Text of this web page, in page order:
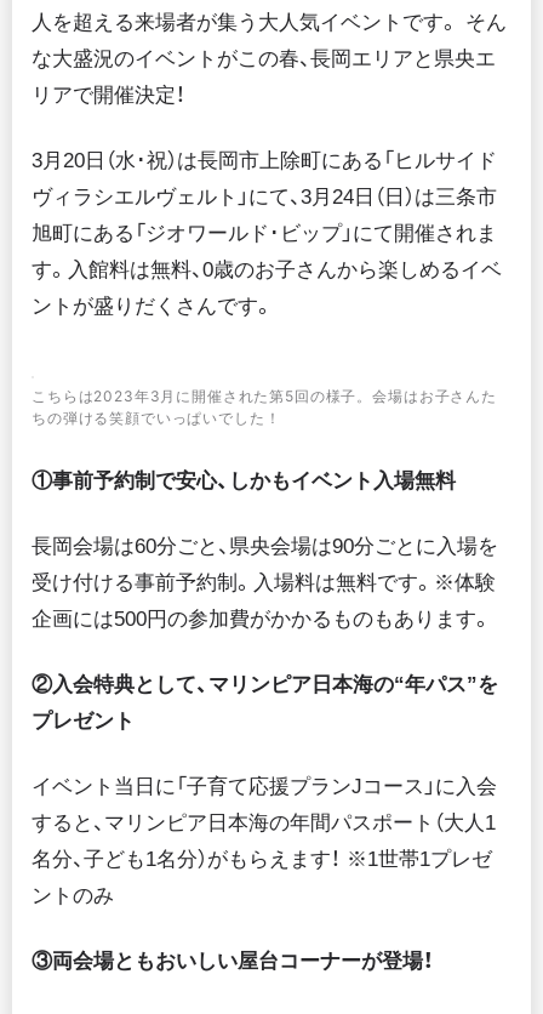
人を超える来場者が集う大人気イベントです。 そん
な大盛況のイベントがこの春、長岡エリアと県央エ
リアで開催決定！
3月20日（水･祝）は長岡市上除町にある「ヒルサイド
ヴィラシエルヴェルト」にて、3月24日（日）は三条市
旭町にある「ジオワールド･ビップ」にて開催されま
す。入館料は無料、0歳のお子さんから楽しめるイベ
ントが盛りだくさんです。
こちらは2023年3月に開催された第5回の様子。会場はお子さんた
ちの弾ける笑顔でいっぱいでした！
①事前予約制で安心、しかもイベント入場無料
長岡会場は60分ごと、県央会場は90分ごとに入場を
受け付ける事前予約制。入場料は無料です。※体験
企画には500円の参加費がかかるものもあります。
②入会特典として、マリンピア日本海の“年パス”を
プレゼント
イベント当日に「子育て応援プランJコース」に入会
すると、マリンピア日本海の年間パスポート（大人1
名分、子ども1名分）がもらえます！ ※1世帯1プレゼ
ントのみ
③両会場ともおいしい屋台コーナーが登場！